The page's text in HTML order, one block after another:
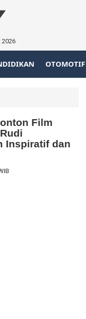
2026
OTOMOTIF
Film
Inspiratif dan